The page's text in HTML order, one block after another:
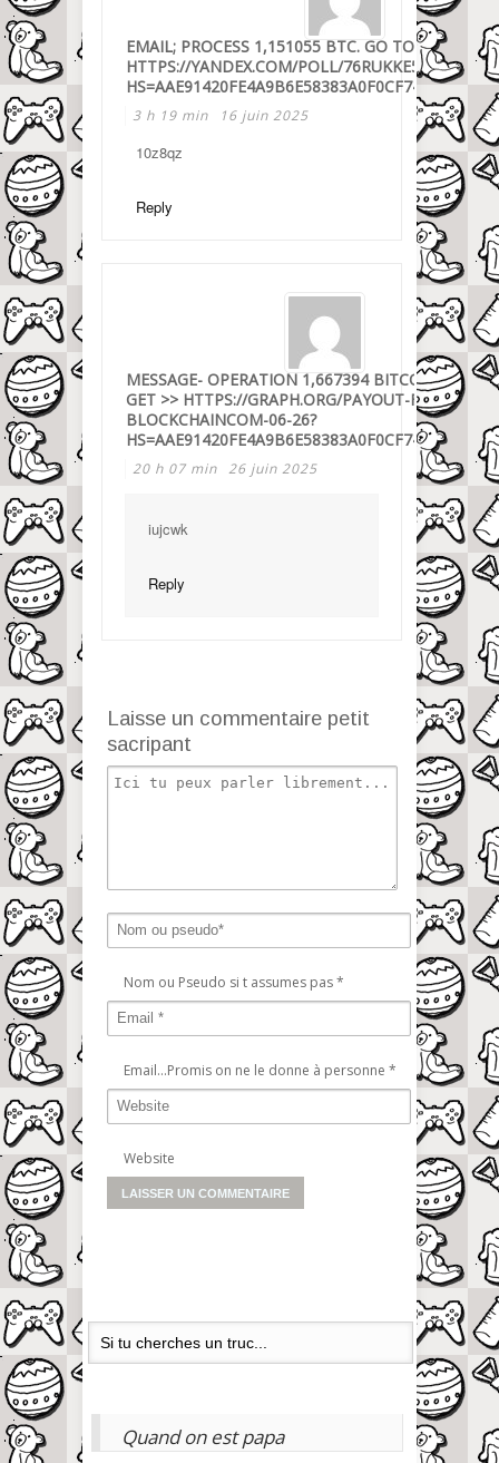
EMAIL; PROCESS 1,151055 BTC. GO TO
HTTPS://YANDEX.COM/POLL/
HS=AAE91420FE4A9B6E58383A0F0CF743C8&
3 h 19 min 16 juin 2025
10z8qz
Reply
MESSAGE- OPERATION 1,667394 BITCOIN.
GET >> HTTPS://GRAPH.ORG/PAYOUT-FROM-
BLOCKCHAINCOM-06-26?
HS=AAE91420FE4A9B6E58383A0F0CF743C8&
20 h 07 min 26 juin 2025
iujcwk
Reply
Laisse un commentaire petit
sacripant
Nom ou Pseudo si t assumes pas*
Email...Promis on ne le donne à personne *
Website
Quand on est papa